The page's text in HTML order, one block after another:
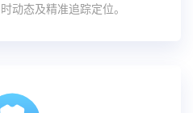
动态及精准追踪定位。